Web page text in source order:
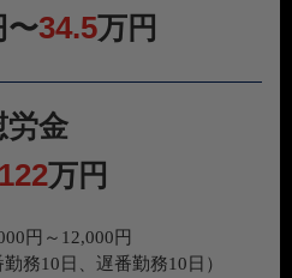
〜34.5万円
労金
122万円
円～12,000円
務10日、遅番勤務10日）